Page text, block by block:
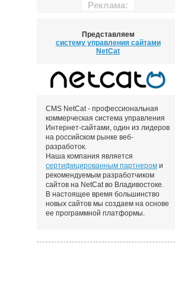
Реклама:
Представляем
систему управления сайтами
NetCat
CMS NetCat - профессиональная
коммерческая система управления
Интернет-сайтами, один из лидеров
на российском рынке веб-
разработок.
Наша компания является
сертифицированным партнером и
рекомендуемым разработчиком
сайтов на NetCat во Владивостоке.
В настоящее время большинство
новых сайтов мы создаем на основе
ее программной платформы.